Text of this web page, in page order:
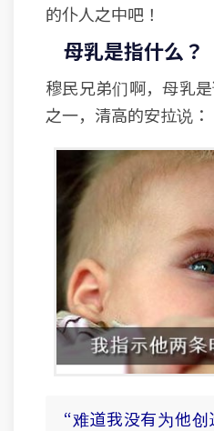
的仆人之中吧！
母乳是指什么？
穆民兄弟们啊，母乳
之一，清高的安拉说：
“难道我没有为他